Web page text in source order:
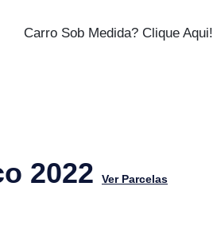
Carro Sob Medida? Clique Aqui!
2022 Ver Parcelas